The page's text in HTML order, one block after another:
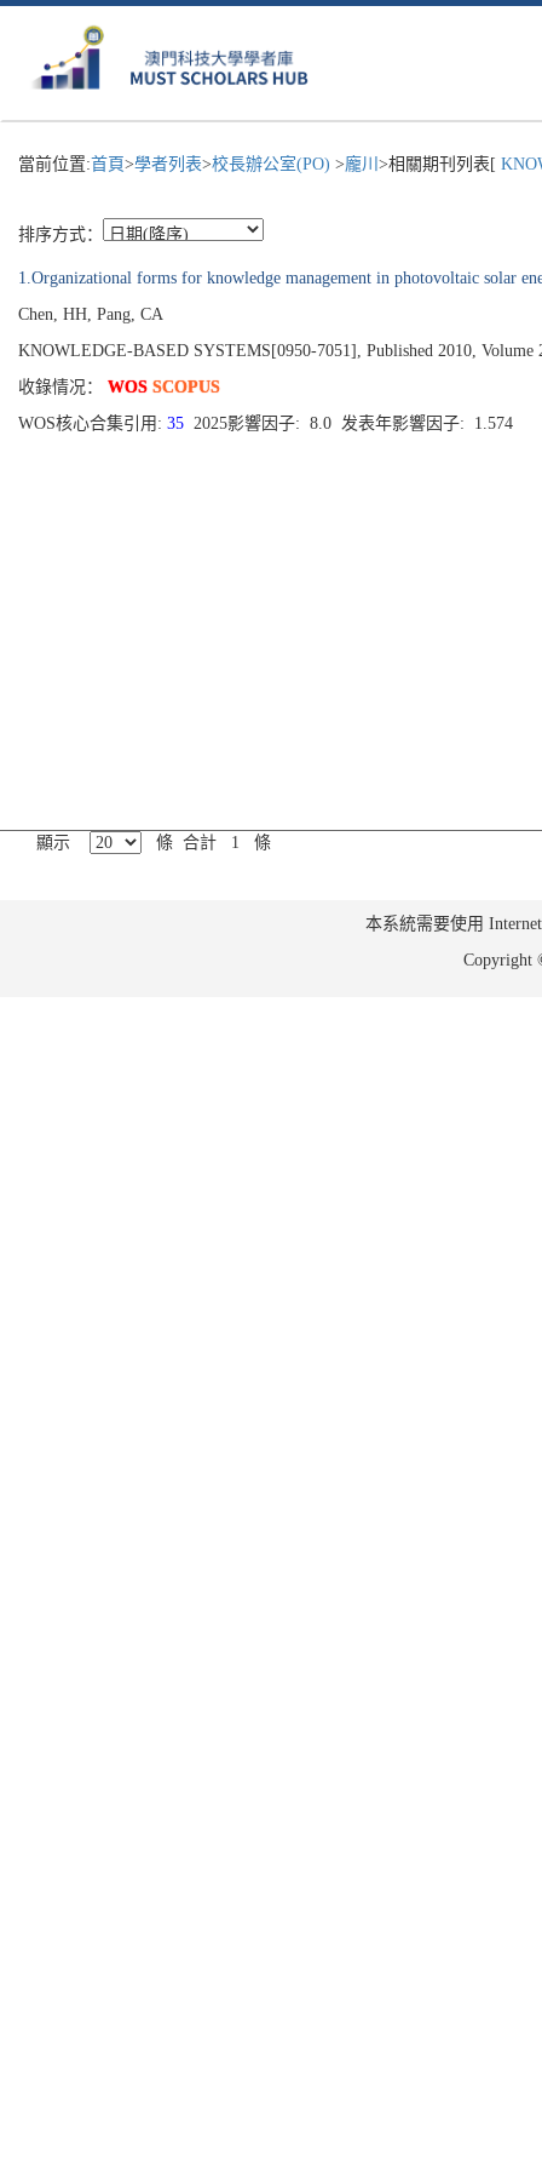
當前位置:首頁>學者列表>校長辦公室(PO) >龐川 >相關期刊列表[
排序方式：
1.Organizational forms for knowledge management in photovoltaic solar
Chen, HH, Pang, CA
KNOWLEDGE-BASED SYSTEMS[0950-7051], Published 2010, Volume
收錄情况： WOS SCOPUS
WOS核心合集引用: 35 2025影響因子: 8.0 发表年影響因子: 1.574
顯示 條 合計 1 條
本系統需要使用
Copyright